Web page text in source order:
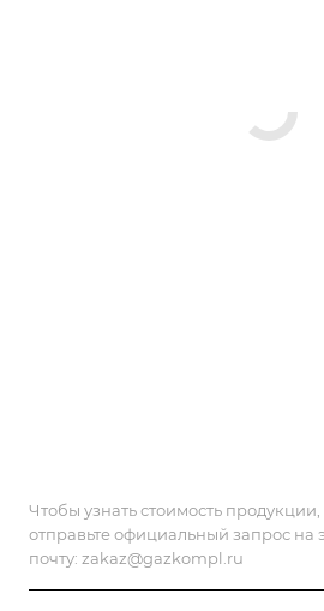
Чтобы узнать стоимость продукции,
отправьте официальный запрос на
почту: zakaz@gazkompl.ru